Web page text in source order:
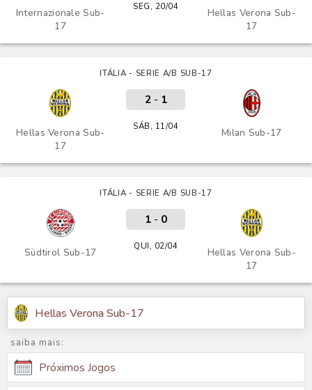
Internazionale Sub-
17
Hellas Verona Sub-
17
SEG, 20/04
ITÁLIA - SERIE A/B SUB-17
Hellas Verona Sub-
17
Milan Sub-17
2- 1
SÁB, 11/04
ITÁLIA - SERIE A/B SUB-17
Südtirol Sub-17
Hellas Verona Sub-
17
1- 0
QUI, 02/04
Hellas Verona Sub-17
saiba mais:
Próximos Jogos